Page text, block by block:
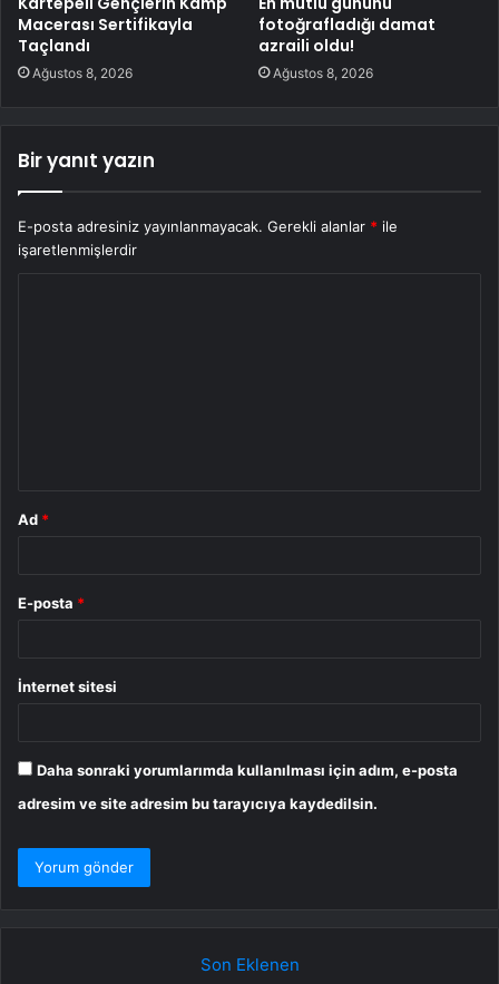
Macerası Sertifikayla
Taçlandı
Ağustos 8, 2026
fotoğrafladığı damat
azraili oldu!
Ağustos 8, 2026
Bir yanıt yazın
E-posta adresiniz yayınlanmayacak. Gerekli alanlar * ile
işaretlenmişlerdir
Ad *
E-posta *
İnternet sitesi
Daha sonraki yorumlarımda kullanılması için adım, e-posta
adresim ve site adresim bu tarayıcıya kaydedilsin.
Son Eklenen